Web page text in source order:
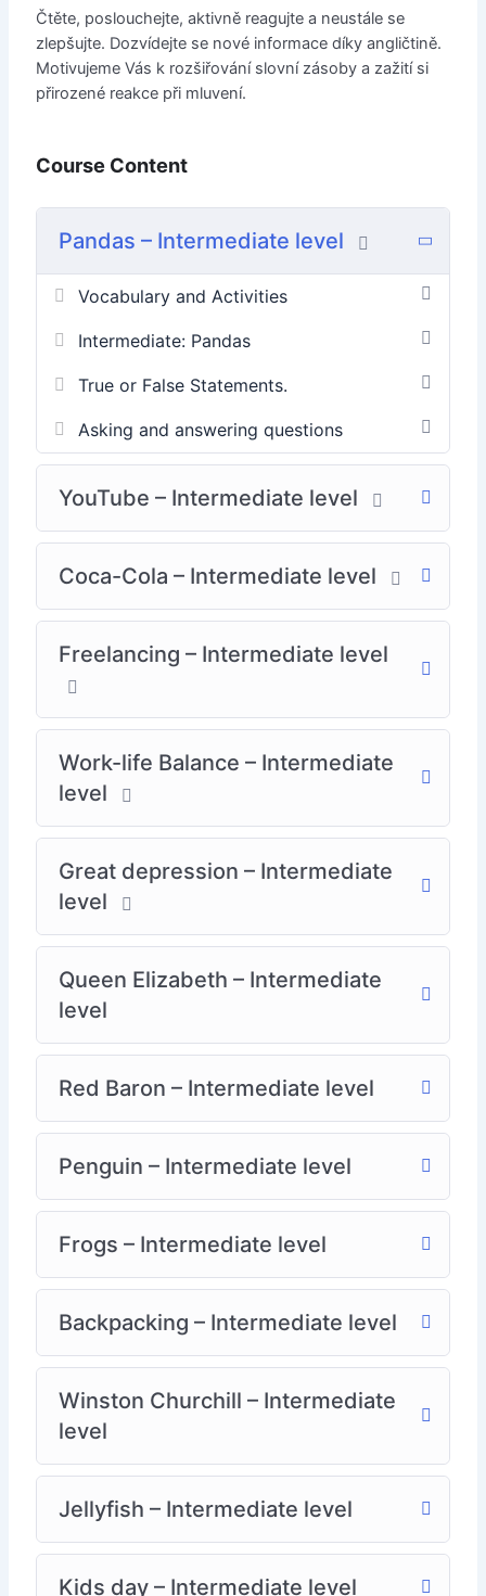
Čtěte, poslouchejte, aktivně reagujte a neustále se
zlepšujte. Dozvídejte se nové informace díky angličtině.
Motivujeme Vás k rozšiřování slovní zásoby a zažití si
přirozené reakce při mluvení.
Course Content
Pandas – Intermediate level
Vocabulary and Activities
Intermediate: Pandas
True or False Statements.
Asking and answering questions
YouTube – Intermediate level
Coca-Cola – Intermediate level
Freelancing – Intermediate level
Work-life Balance – Intermediate
level
Great depression – Intermediate
level
Queen Elizabeth – Intermediate
level
Red Baron – Intermediate level
Penguin – Intermediate level
Frogs – Intermediate level
Backpacking – Intermediate level
Winston Churchill – Intermediate
level
Jellyfish – Intermediate level
Kids day – Intermediate level